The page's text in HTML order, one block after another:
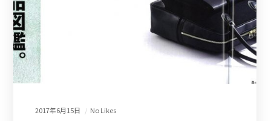
2017年6月15日 No Likes